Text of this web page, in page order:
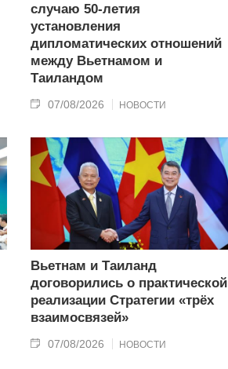
случаю 50-летия
установления
дипломатических отношений
между Вьетнамом и
Таиландом
07/08/2026 НОВОСТИ
Вьетнам и Таиланд
договорились о практической
реализации Стратегии «трёх
взаимосвязей»
07/08/2026 НОВОСТИ